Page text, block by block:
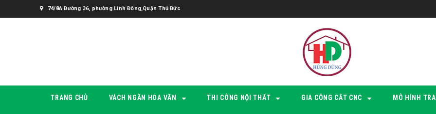
74/8A Đường 36, phường Linh Đông,Quận Thủ Đức
TRANG CHỦ VÁCH NGĂN HOA VĂN THI CÔNG NỘI THẤT GIA CÔNG CẮT CNC MÔ HÌNH